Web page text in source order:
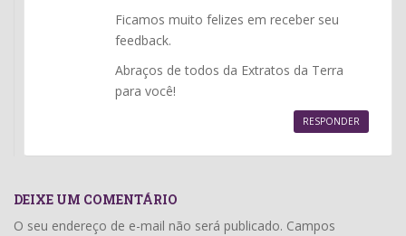
Ficamos muito felizes em receber seu
feedback.
Abraços de todos da Extratos da Terra
para você!
RESPONDER
DEIXE UM COMENTÁRIO
O seu endereço de e-mail não será publicado. Campos